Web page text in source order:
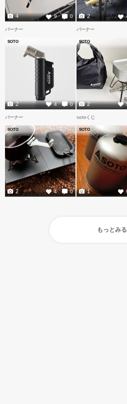
9 0
4 2
バーナー
SOTO
4 0
2
バーナー
SOTO
2
バーナー
SOTO
4 0
2
sotoくじ
SOTO
1
もっとみる